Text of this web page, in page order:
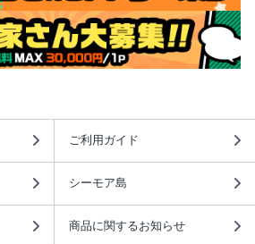
ご利用ガイド
シーモア島
商品に関するお知らせ